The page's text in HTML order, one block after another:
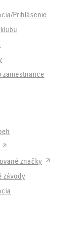
Prihlásenie
zamestnance
značky
závody